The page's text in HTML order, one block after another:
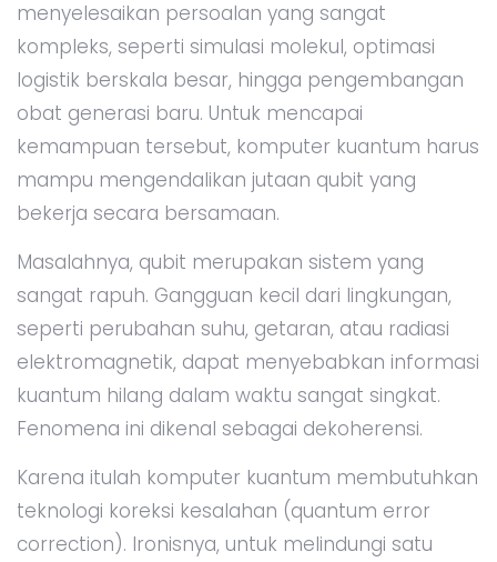
menyelesaikan persoalan yang sangat
kompleks, seperti simulasi molekul, optimasi
logistik berskala besar, hingga pengembangan
obat generasi baru. Untuk mencapai
kemampuan tersebut, komputer kuantum harus
mampu mengendalikan jutaan qubit yang
bekerja secara bersamaan.
Masalahnya, qubit merupakan sistem yang
sangat rapuh. Gangguan kecil dari lingkungan,
seperti perubahan suhu, getaran, atau radiasi
elektromagnetik, dapat menyebabkan informasi
kuantum hilang dalam waktu sangat singkat.
Fenomena ini dikenal sebagai dekoherensi.
Karena itulah komputer kuantum membutuhkan
teknologi koreksi kesalahan (quantum error
correction). Ironisnya, untuk melindungi satu